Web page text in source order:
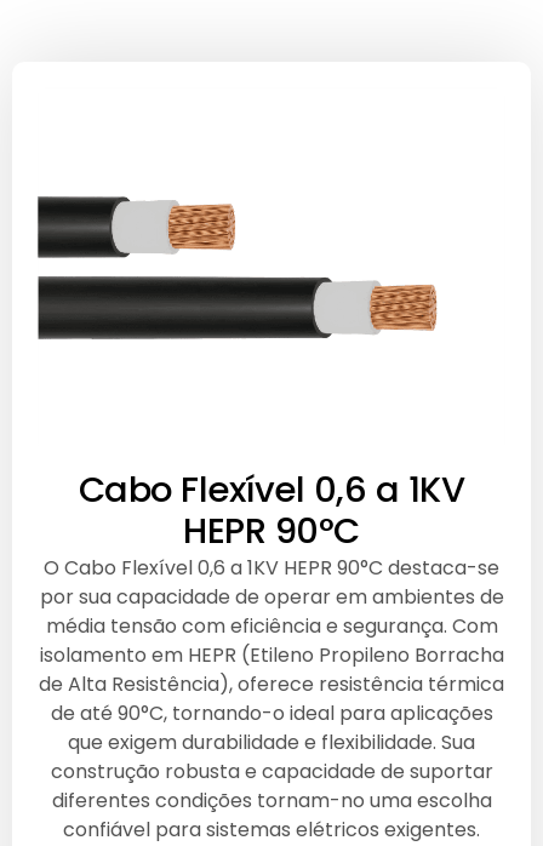
Cabo Flexível 0,6 a 1KV
HEPR 90°C
O Cabo Flexível 0,6 a 1KV HEPR 90°C destaca-se
por sua capacidade de operar em ambientes de
média tensão com eficiência e segurança. Com
isolamento em HEPR (Etileno Propileno Borracha
de Alta Resistência), oferece resistência térmica
de até 90°C, tornando-o ideal para aplicações
que exigem durabilidade e flexibilidade. Sua
construção robusta e capacidade de suportar
diferentes condições tornam-no uma escolha
confiável para sistemas elétricos exigentes.